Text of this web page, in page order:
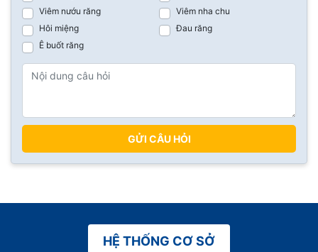
Viêm nướu răng
Viêm nha chu
Hôi miệng
Đau răng
Ê buốt răng
GỬI CÂU HỎI
HỆ THỐNG CƠ SỞ